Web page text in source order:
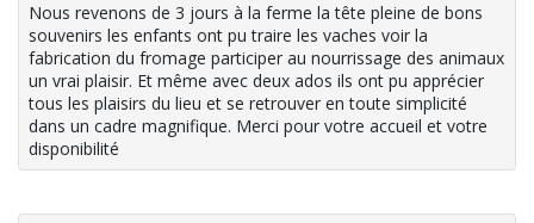
Nous revenons de 3 jours à la ferme la tête pleine de bons
souvenirs les enfants ont pu traire les vaches voir la
fabrication du fromage participer au nourrissage des animaux
un vrai plaisir. Et même avec deux ados ils ont pu apprécier
tous les plaisirs du lieu et se retrouver en toute simplicité
dans un cadre magnifique. Merci pour votre accueil et votre
disponibilité